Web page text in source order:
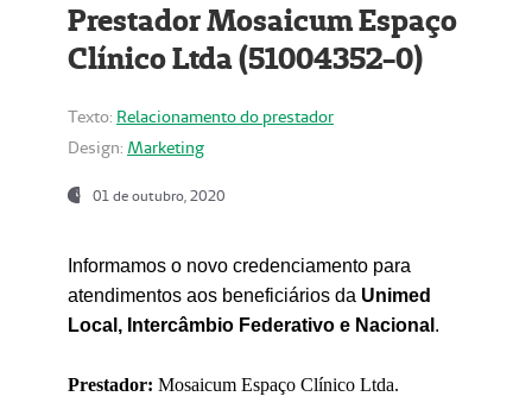
Prestador Mosaicum Espaço
Clínico Ltda (51004352-0)
Texto: Relacionamento do prestador
Design: Marketing
01 de outubro, 2020
Informamos o novo credenciamento para
atendimentos aos beneficiários da Unimed
Local, Intercâmbio Federativo e Nacional .
Prestador: Mosaicum Espaço Clínico Ltda.